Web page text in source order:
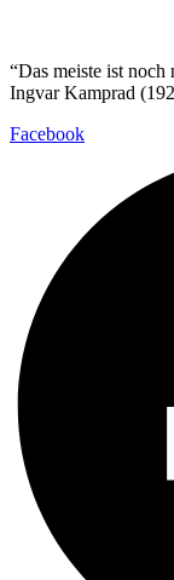
“Das meiste ist
Ingvar Kamprad
Facebook